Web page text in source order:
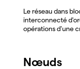
Le réseau dans
interconnecté
opérations d'une
Nœuds